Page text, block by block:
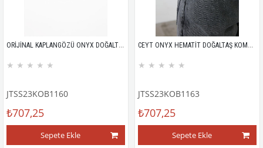
ORİJİNAL KAPLANGÖZÜ ONYX DOĞALTAŞ MAZI AĞACI HAKİKİ DERİ MIKNATIS KAPAMA KOMBİN BİLEKLİK GARANTİLİ KUTULU
★ ★ ★ ★ ★
JTSS23KOB1160
₺707,25
Sepete Ekle
CEYT ONYX HEMATİT DOĞALTAŞ KOMBİN BİLEKLİK GARANTİLİ
★ ★ ★ ★ ★
JTSS23KOB1163
₺707,25
Sepete Ekle